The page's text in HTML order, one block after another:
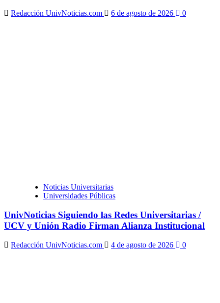
Redacción UnivNoticias.com 6 de agosto de 2026 0
Noticias Universitarias
Universidades Públicas
UnivNoticias Siguiendo las Redes Universitarias /
UCV y Unión Radio Firman Alianza Institucional
Redacción UnivNoticias.com 4 de agosto de 2026 0